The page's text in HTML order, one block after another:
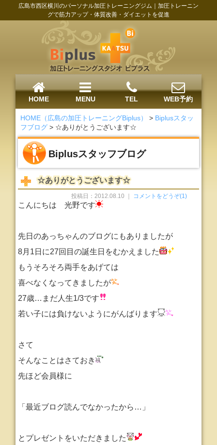
広島市西区横川のパーソナル加圧トレーニングジム｜加圧トレーニン
グで筋力アップ・体質改善・ダイエットを促進
HOME MENU TEL WEB予約
HOME（広島の加圧トレーニングBiplus） > Biplusスタッ
フブログ > ☆ありがとうございます☆
Biplusスタッフブログ
☆ありがとうございます☆
投稿日：2012.08.10 ｜ コメントをどうぞ(1)
こんにちは 光野です
先日のあっちゃんのブログにもありましたが
8月1日に27回目の誕生日をむかえました
もうそろそろ両手をあげては
喜べなくなってきましたが
27歳…まだ人生1/3です
若い子には負けないようにがんばります
さて
そんなことはさておき
先ほど会員様に
「最近ブログ読んでなかったから…」
とプレゼントをいただきました